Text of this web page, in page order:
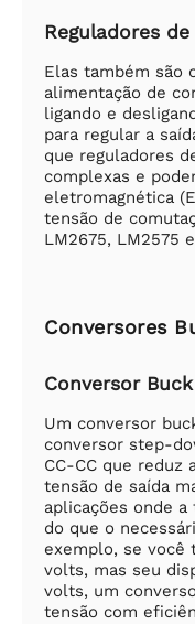
Reguladores
Elas também são
alimentação de
ligando e
para regular a
que reguladores
complexas e
eletromagnética
tensão de
LM2675, LM2575
Conversores
Conversor Buck
Um conversor
conversor step-
CC-CC que reduz
tensão de saída
aplicações onde
do que o
exemplo, se você
volts, mas seu
volts, um
tensão com